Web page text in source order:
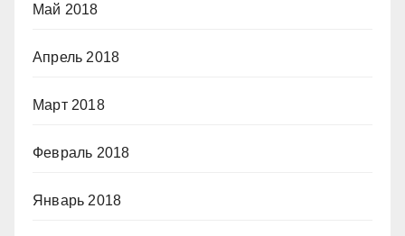
Май 2018
Апрель 2018
Март 2018
Февраль 2018
Январь 2018